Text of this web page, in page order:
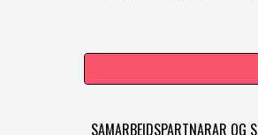
SAMARBEIDSPARTNARAR OG